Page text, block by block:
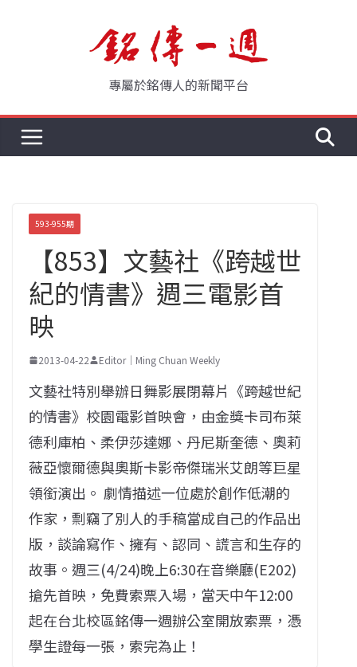
專屬於銘傳人的新聞平台
593-955期
【853】文藝社《跨越世
紀的情書》週三電影首
映
2013-04-22 Editor｜Ming Chuan Weekly
文藝社特別舉辦日舞影展閉幕片《跨越世紀
的情書》校園電影首映會，由金獎卡司布萊
德利庫柏、柔伊莎達娜、丹尼斯奎德、奧莉
薇亞懷爾德與奧斯卡影帝傑瑞米艾朗等巨星
領銜演出。 劇情描述一位處於創作低潮的
作家，剽竊了別人的手稿當成自己的作品出
版，談論寫作、擁有、認同、謊言和生存的
故事。週三(4/24)晚上6:30在音樂廳(E202)
搶先首映，免費索票入場，當天中午12:00
起在台北校區銘傳一週辦公室開放索票，憑
學生證每一張，索完為止！